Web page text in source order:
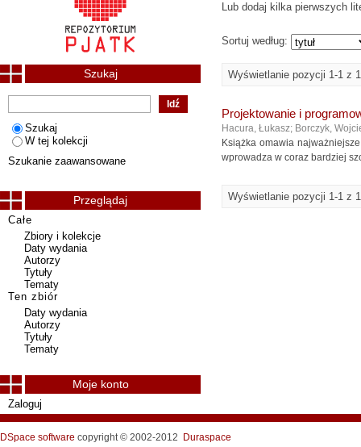
Lub dodaj kilka pierwszych
Sortuj według:
Wyświetlanie pozycji 1-1 z 1
Projektowanie i
Hacura, Łukasz; Borczyk,
Książka omawia
wprowadza w coraz bardziej
Wyświetlanie pozycji 1-1 z 1
Szukaj
Szukaj
W tej kolekcji
Szukanie zaawansowane
Przeglądaj
Całe
Zbiory i kolekcje
Daty wydania
Autorzy
Tytuły
Tematy
Ten zbiór
Daty wydania
Autorzy
Tytuły
Tematy
Moje konto
Zaloguj
DSpace software copyright © 2002-2012 Duraspace